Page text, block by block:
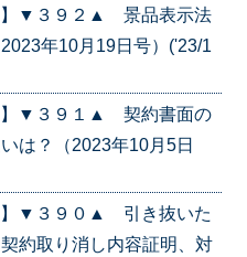
】▼３９２▲ 景品表示法
年10月19日号）('23/1
】▼３９１▲ 契約書面の
は？（2023年10月5日
】▼３９０▲ 引き抜いた
約取り消し内容証明、対